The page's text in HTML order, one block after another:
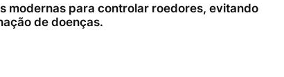
modernas para controlar roedores, evitando
de doenças.